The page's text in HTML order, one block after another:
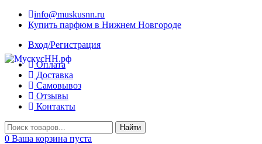
info@muskusnn.ru
Купить парфюм в Нижнем Новгороде
Вход/Регистрация
Оплата
Доставка
Самовывоз
Отзывы
Контакты
Найти
0 Ваша корзина пуста